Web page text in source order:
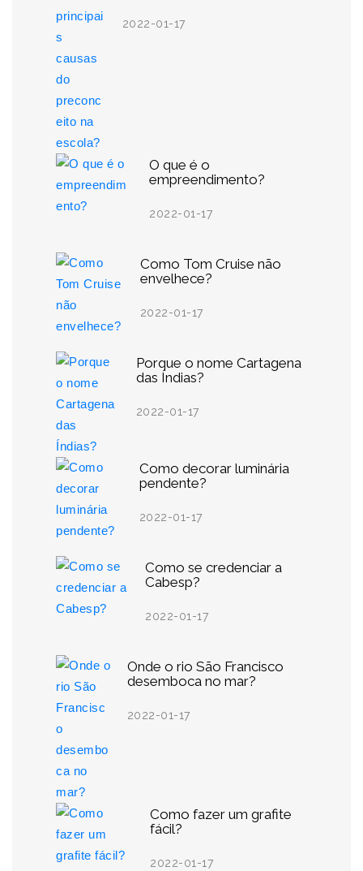
2022-01-17
O que é o
empreendimento?
2022-01-17
Como Tom Cruise não
envelhece?
2022-01-17
Porque o nome Cartagena
das Índias?
2022-01-17
Como decorar luminária
pendente?
2022-01-17
Como se credenciar a
Cabesp?
2022-01-17
Onde o rio São Francisco
desemboca no mar?
2022-01-17
Como fazer um grafite
fácil?
2022-01-17